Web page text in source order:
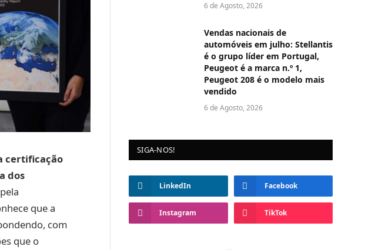
certificação
dos
que a
com
que o
6 de Agosto, 2026
Vendas nacionais de
automóveis em julho: Stellantis
é o grupo líder em Portugal,
Peugeot é a marca n.º 1,
Peugeot 208 é o modelo mais
vendido
6 de Agosto, 2026
SIGA-NOS!
LinkedIn Facebook
Instagram TikTok